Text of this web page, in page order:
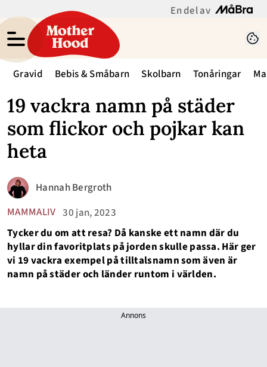
En del av
Gravid Bebis & Småbarn Skolbarn Tonåringar
19 vackra namn på städer
som flickor och pojkar kan
heta
MAMMALIV 30 jan, 2023
Hannah Bergroth
Tycker du om att resa? Då kanske ett namn där du
hyllar din favoritplats på jorden skulle passa. Här ger
vi 19 vackra exempel på tilltalsnamn som även är
namn på städer och länder runtom i världen.
Annons